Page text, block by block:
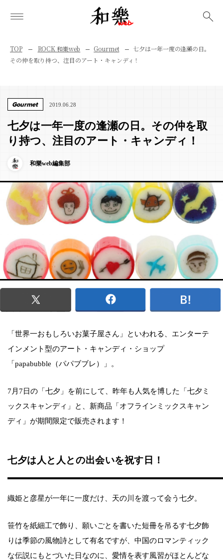
TOP ROCK 和樂web Gourmet
七夕は一年一度の逢瀬の日。
その仲を取り持つ、注目のアート・キャンディ！
Gourmet 2019.06.28
七夕は一年一度の逢瀬の日。その仲を取
り持つ、注目のアート・キャンディ！
和樂web編集部
「世界一おもしろいお菓子屋さん」といわれる、エンターテ
インメント型のアート・キャンディ・ショップ
「papabubble（パパブブレ）」。
7月7日の「七夕」を前にして、昨年も人気を博した「七夕ミ
ックスキャンディ」と、新商品「オフラインミックスキャン
ディ」が期間限定で販売されます！
七夕は人と人との出会いを祝す日！
織姫と彦星が一年に一度だけ、天の川を渡って会う七夕。
笹竹を紙細工で飾り、願いごとを書いた短冊を吊るす七夕飾
りは季節の風物詩として有名ですが、中国のロマンティック
な伝説にもとづいた日なのに、愛情を表す風習がほとんどな